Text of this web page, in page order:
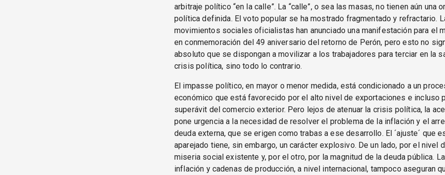
arbitraje político “en la calle”. La “calle”, o sea las masas, no tienen aún una
política definida. El voto popular se ha mostrado fragmentado y refractario.
movimientos sociales oficialistas han anunciado una manifestación para el
en conmemoración del 49 aniversario del retorno de Perón, pero esto no
absoluto que se dispongan a movilizar a los trabajadores para terciar en la
crisis política, sino todo lo contrario.
El impasse político, en mayor o menor medida, está condicionado a un
económico que está favorecido por el alto nivel de exportaciones e incluso
superávit del comercio exterior. Pero lejos de atenuar la crisis política, la
pone urgencia a la necesidad de resolver el problema de la inflación y el
deuda externa, que se erigen como trabas a ese desarrollo. El ´ajuste´ que
aparejado tiene, sin embargo, un carácter explosivo. De un lado, por el nivel
miseria social existente y, por el otro, por la magnitud de la deuda pública.
inflación y cadenas de producción, a nivel internacional, tampoco aseguran